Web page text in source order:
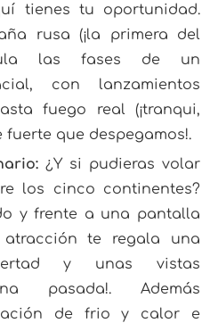
tienes tu oportunidad.
rusa (¡la primera del
las fases de un
con lanzamientos
fuego real (¡tranqui,
fuerte que despegamos!.
¿Y si pudieras volar
los cinco continentes?
y frente a una pantalla
te regala una
y unas vistas
pasada!. Además
de frio y calor e